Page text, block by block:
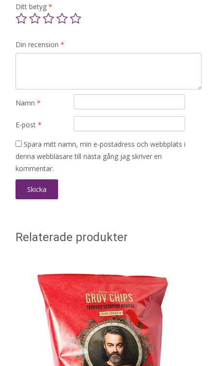
Ditt betyg *
Din recension *
Namn *
E-post *
Spara mitt namn, min e-postadress och webbplats i
denna webbläsare till nästa gång jag skriver en
kommentar.
Relaterade produkter